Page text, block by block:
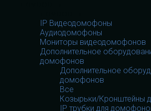
IP Видеодомофоны
Аудиодомофоны
Мониторы видеодомофонов
Дополнительное
домофонов
Дополнительное
домофонов
Все
Козырьки/Кронштейны
IP трубки для